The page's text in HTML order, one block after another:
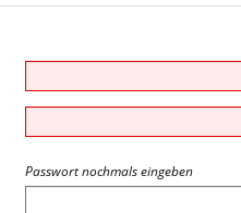
Passwort nochmals eingeben